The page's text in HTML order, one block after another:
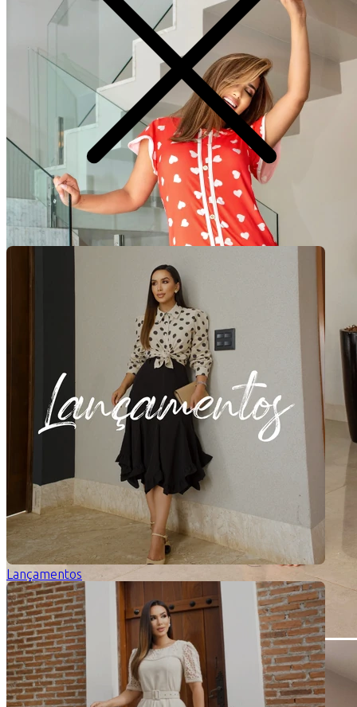
Lançamentos